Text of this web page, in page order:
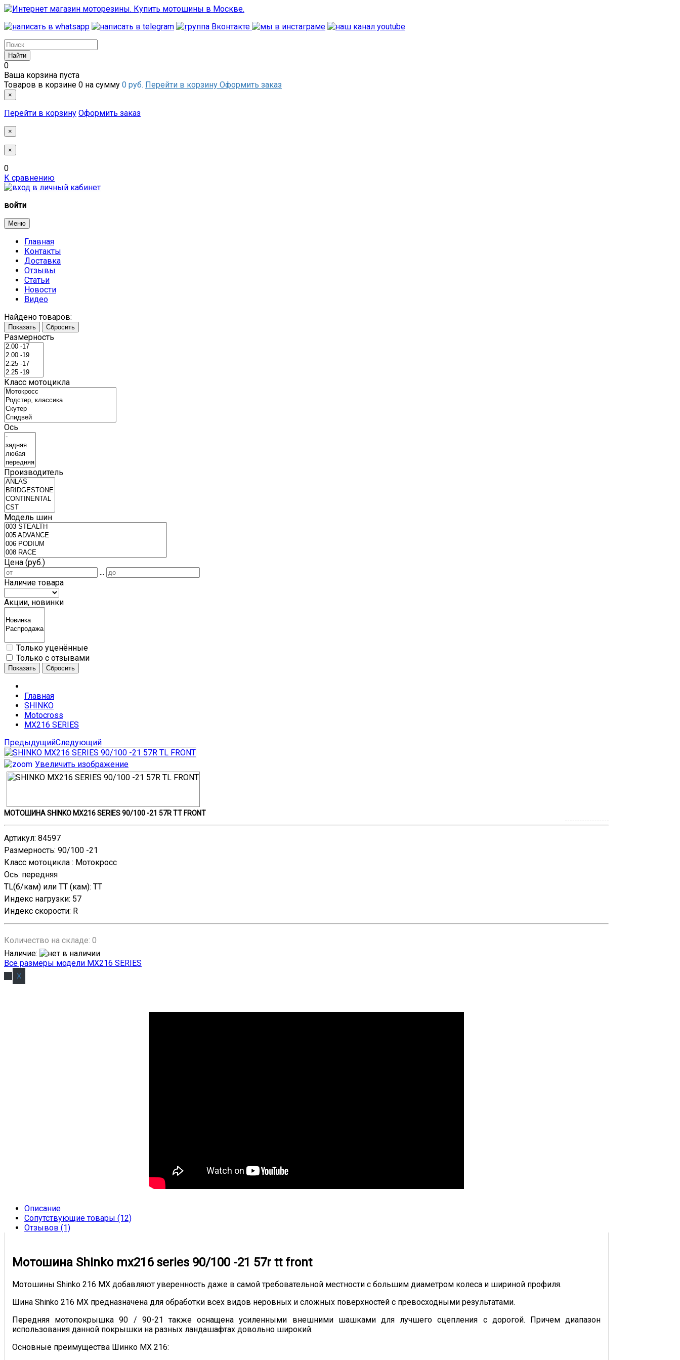
0
Ваша корзина пуста
Товаров в корзине 0 на сумму 0 руб. Перейти в корзину Оформить заказ
×
Перейти в корзину Оформить заказ
×
×
0
К сравнению
войти
Меню
Главная
Контакты
Доставка
Отзывы
Статьи
Новости
Видео
Найдено товаров:
Показать Сбросить
Размерность
Класс мотоцикла
Ось
Производитель
Модель шин
Цена (руб.)
...
Наличие товара
Акции, новинки
Только уценённые
Только с отзывами
Показать Сбросить
Главная
SHINKO
Motocross
MX216 SERIES
ПредыдущийСледующий
Увеличить изображение
МОТОШИНА SHINKO MX216 SERIES 90/100 -21 57R TT FRONT
Артикул: 84597
Размерность: 90/100 -21
Класс мотоцикла : Мотокросс
Ось: передняя
TL(б/кам) или TT (кам): TT
Индекс нагрузки: 57
Индекс скорости: R
Количество на складе: 0
Наличие:
Все размеры модели MX216 SERIES
Описание
Сопутствующие товары (12)
Отзывов (1)
Мотошина Shinko mx216 series 90/100 -21 57r tt front
Мотошины Shinko 216 MX добавляют уверенность даже в самой требовательной местности с большим диаметром колеса и шириной профиля.
Шина Shinko 216 MX предназначена для обработки всех видов неровных и сложных поверхностей с превосходными результатами.
Передняя мотопокрышка 90 / 90-21 также оснащена усиленными внешними шашками для лучшего сцепления с дорогой. Причем диапазон
использования данной покрышки на разных ландашафтах довольно широкий.
Основные преимущества Шинко МХ 216: